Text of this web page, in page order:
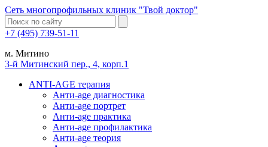
Сеть многопрофильных клиник "Твой доктор"
+7 (495) 739-51-11
м. Митино
3-й Митинский пер., 4, корп.1
ANTI-AGE терапия
Анти-age диагностика
Анти-age портрет
Анти-age практика
Анти-age профилактика
Анти-age теория